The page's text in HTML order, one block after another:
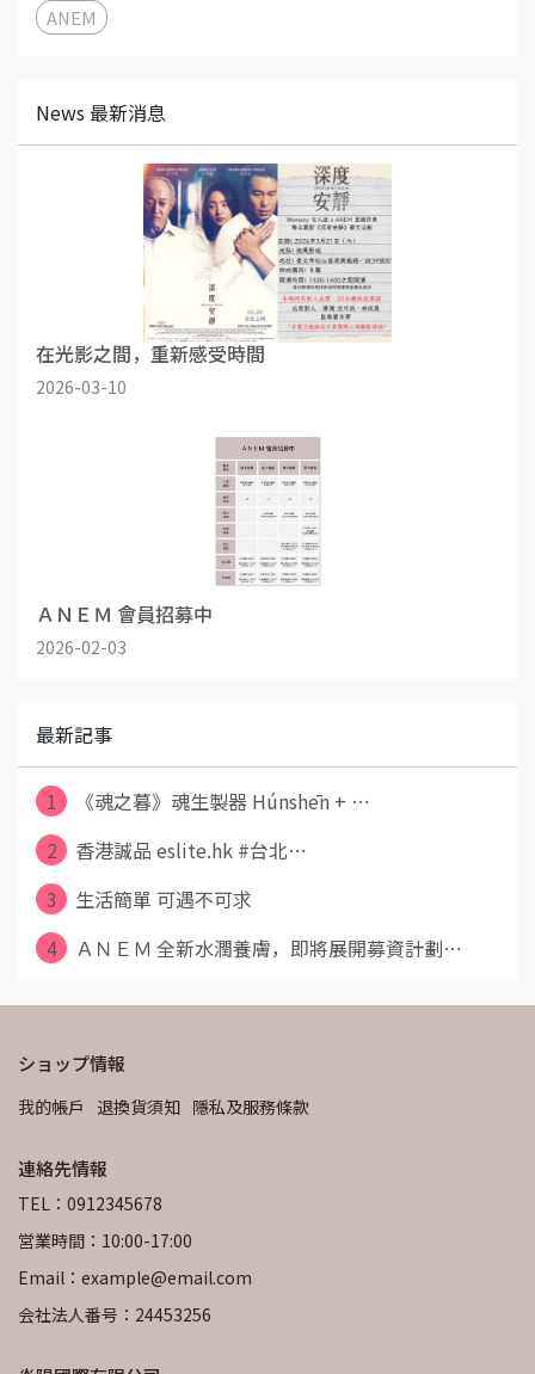
ANEM
News 最新消息
在光影之間，重新感受時間
2026-03-10
ＡＮＥＭ 會員招募中
2026-02-03
最新記事
1
《魂之暮》魂生製器 Húnshēn + ⋯
2
香港誠品 eslite.hk #台北⋯
3
生活簡單 可遇不可求
4
ＡＮＥＭ 全新水潤養膚，即將展開募資計劃⋯
ショップ情報
我的帳戶 退換貨須知 隱私及服務條款
連絡先情報
TEL：0912345678
営業時間：10:00-17:00
Email：example@email.com
会社法人番号：24453256